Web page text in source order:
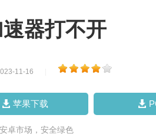
器打不开
11-16
苹果下载
安卓市场，安全绿色